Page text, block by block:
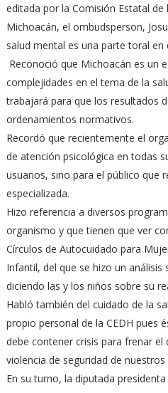
editada por la Comisión Estatal
Michoacán, el ombudsperson,
salud mental es una parte toral en
Reconoció que Michoacán es un
complejidades en el tema de la
trabajará para que los resultados
ordenamientos normativos.
Recordó que recientemente el
de atención psicológica en todas
usuarios, sino para el público que
especializada.
Hizo referencia a diversos
organismo y que tienen que ver
Círculos de Autocuidado para
Infantil, del que se hizo un análisis
diciendo las y los niños sobre su
Habló también del cuidado de la
propio personal de la CEDH pues
debe contener crisis para frenar
violencia de seguridad de nuestros
En su turno, la diputada